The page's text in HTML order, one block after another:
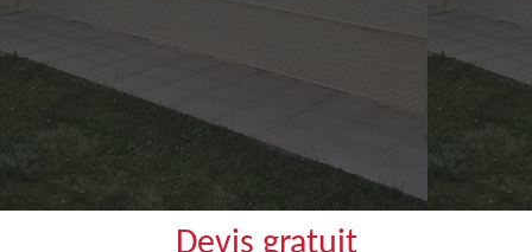
Devis gratuit